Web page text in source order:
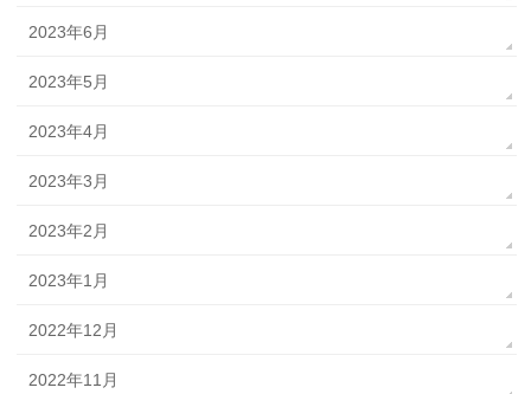
2023年6月
2023年5月
2023年4月
2023年3月
2023年2月
2023年1月
2022年12月
2022年11月